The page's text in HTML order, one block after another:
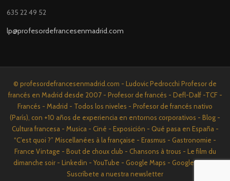
635 22 49 52
lp@profesordefrancesenmadrid.com
© profesordefrancesenmadrid.com - Ludovic Pedrocchi Profesor de
francés en Madrid desde 2007 - Profesor de francés - Defl-Dalf -TCF -
Francés - Madrid - Todos los niveles - Profesor de francés nativo
(París), con +10 años de experiencia en entornos corporativos - Blog -
Cultura francesa - Musica - Ciné - Exposición - Qué pasa en España -
“C’est quoi ?” Miscellanées à la française - Erasmus - Gastronomie -
France Vintage - Bout de choux club - Chansons à trous - Le film du
dimanche soir - Linkedin - YouTube - Google Maps - Google News -
Suscríbete a nuestra newsletter